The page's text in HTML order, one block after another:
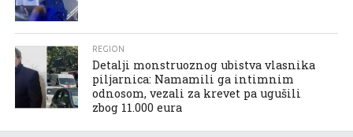
REGION
Detalji monstruoznog ubistva vlasnika
piljarnica: Namamili ga intimnim
odnosom, vezali za krevet pa ugušili
zbog 11.000 eura